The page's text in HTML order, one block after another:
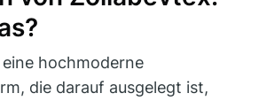
hochmoderne
die darauf ausgelegt ist,